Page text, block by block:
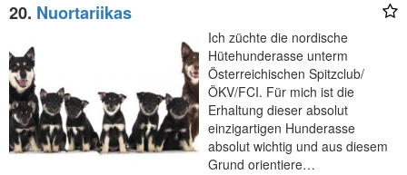
20. Nuortariikas
Ich züchte die nordische
Hütehunderasse unterm
Österreichischen Spitzclub/
ÖKV/FCI. Für mich ist die
Erhaltung dieser absolut
einzigartigen Hunderasse
absolut wichtig und aus diesem
Grund orientiere…